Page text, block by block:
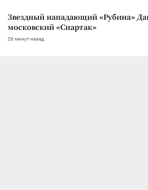
Звездный нападающий «Рубина»
московский «Спартак»
26 минут назад